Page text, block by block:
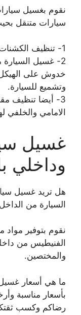
نقوم بغسيل
سيارات متنقل
1- تنظيف الكشنات والزنجات وغسيل المكائن والابواب.
2- غسيل
خدوش على الهيكل
وتشميع للسيارة.
3- أيضا تنظيف
الامامي والخلفي
غسيل
وداخلي
هل تريد غسيل
السيارة من
نقوم بتوفير
الفنيطيس من
والمختصين.
ما هي أسعار
بأسعار مناسبة
رضاكم وكسب